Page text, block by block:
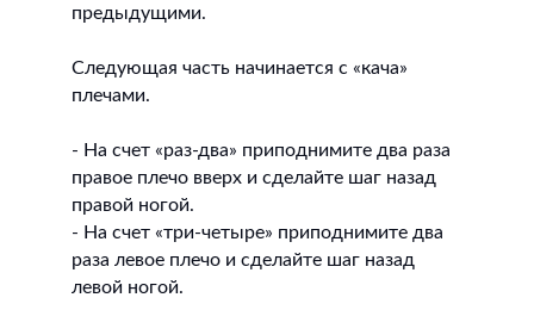
предыдущими.
Следующая часть начинается с «кача»
плечами.
- На счет «раз-два» приподнимите два раза
правое плечо вверх и сделайте шаг назад
правой ногой.
- На счет «три-четыре» приподнимите два
раза левое плечо и сделайте шаг назад
левой ногой.